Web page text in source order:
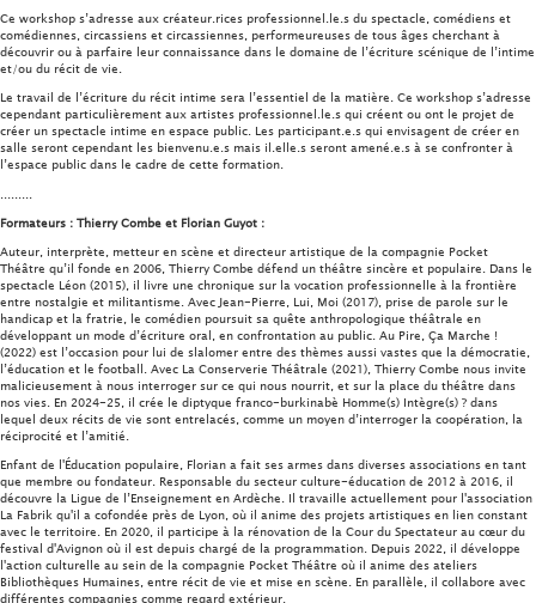
Ce workshop s’adresse aux créateur.rices professionnel.le.s du spectacle, comédiens et
comédiennes, circassiens et circassiennes, performeureuses de tous âges cherchant à
découvrir ou à parfaire leur connaissance dans le domaine de l’écriture scénique de l’intime
et/ou du récit de vie.
Le travail de l’écriture du récit intime sera l’essentiel de la matière. Ce workshop s’adresse
cependant particulièrement aux artistes professionnel.le.s qui créent ou ont le projet de
créer un spectacle intime en espace public. Les participant.e.s qui envisagent de créer en
salle seront cependant les bienvenu.e.s mais il.elle.s seront amené.e.s à se confronter à
l’espace public dans le cadre de cette formation.
.........
Formateurs : Thierry Combe et Florian Guyot :
Auteur, interprète, metteur en scène et directeur artistique de la compagnie Pocket
Théâtre qu’il fonde en 2006, Thierry Combe défend un théâtre sincère et populaire. Dans le
spectacle Léon (2015), il livre une chronique sur la vocation professionnelle à la frontière
entre nostalgie et militantisme. Avec Jean-Pierre, Lui, Moi (2017), prise de parole sur le
handicap et la fratrie, le comédien poursuit sa quête anthropologique théâtrale en
développant un mode d’écriture oral, en confrontation au public. Au Pire, Ça Marche !
(2022) est l’occasion pour lui de slalomer entre des thèmes aussi vastes que la démocratie,
l’éducation et le football. Avec La Conserverie Théâtrale (2021), Thierry Combe nous invite
malicieusement à nous interroger sur ce qui nous nourrit, et sur la place du théâtre dans
nos vies. En 2024-25, il crée le diptyque franco-burkinabè Homme(s) Intègre(s) ? dans
lequel deux récits de vie sont entrelacés, comme un moyen d’interroger la coopération, la
réciprocité et l’amitié.
Enfant de l'Éducation populaire, Florian a fait ses armes dans diverses associations en tant
que membre ou fondateur. Responsable du secteur culture-éducation de 2012 à 2016, il
découvre la Ligue de l’Enseignement en Ardèche. Il travaille actuellement pour l'association
La Fabrik qu'il a cofondée près de Lyon, où il anime des projets artistiques en lien constant
avec le territoire. En 2020, il participe à la rénovation de la Cour du Spectateur au cœur du
festival d'Avignon où il est depuis chargé de la programmation. Depuis 2022, il développe
l'action culturelle au sein de la compagnie Pocket Théâtre où il anime des ateliers
Bibliothèques Humaines, entre récit de vie et mise en scène. En parallèle, il collabore avec
différentes compagnies comme regard extérieur.